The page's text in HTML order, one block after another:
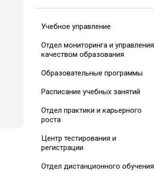
Учебное управление
Отдел мониторинга и управления
качеством образования
Образовательные программы
Расписание учебных занятий
Отдел практики и карьерного
роста
Центр тестирования и
регистрации
Отдел дистанционного обучения